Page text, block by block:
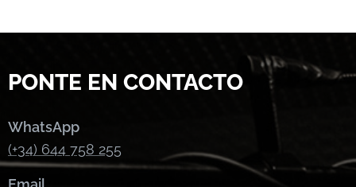
PONTE EN CONTACTO
WhatsApp
(+34) 644 758 255